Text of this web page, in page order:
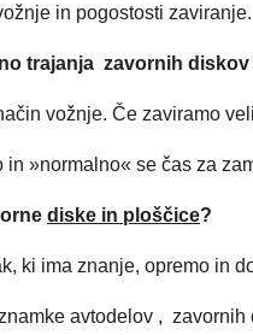
in pogostosti zaviranje.
trajanja zavornih
vožnje. Če zaviramo
in »normalno« se čas za
diske in ploščice?
ki ima znanje, opremo in
avtodelov ,